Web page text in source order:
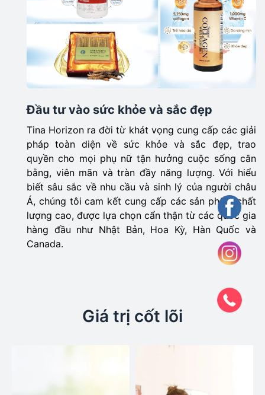
Đầu tư vào sức khỏe và sắc đẹp
Tina Horizon ra đời từ khát vọng cung cấp các giải
pháp toàn diện về sức khỏe và sắc đẹp, trao
quyền cho mọi phụ nữ tận hưởng cuộc sống cân
bằng, viên mãn và tràn đầy năng lượng. Với hiểu
biết sâu sắc về nhu cầu và sinh lý của người châu
Á, chúng tôi cam kết cung cấp các sản phẩm chất
lượng cao, được lựa chọn cẩn thận từ các quốc gia
hàng đầu như Nhật Bản, Hoa Kỳ, Hàn Quốc và
Canada.
Giá trị cốt lõi